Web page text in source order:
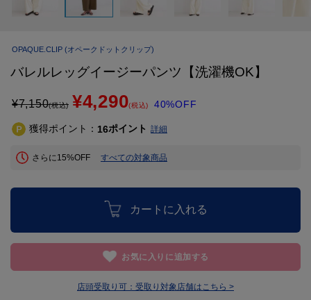
OPAQUE.CLIP (オペークドットクリップ)
バレルレッグイージーパンツ【洗濯機OK】
¥7,150(税込) ¥4,290(税込) 40%OFF
獲得ポイント： 16ポイント 詳細
さらに15%OFF すべての対象商品
カートに入れる
お気に入りに追加する
店頭受取り可： 受取り対象店舗はこちら >